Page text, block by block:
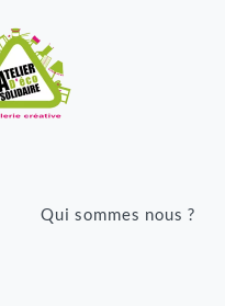
Qui sommes nous ?